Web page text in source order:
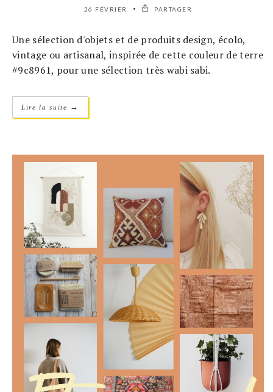
26 FÉVRIER PARTAGER
Une sélection d'objets et de produits design, écolo,
vintage ou artisanal, inspirée de cette couleur de terre
#9c8961, pour une sélection très wabi sabi.
Lire la suite →